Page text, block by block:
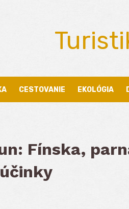
CESTOVANIE EKOLÓGIA
Fínska,